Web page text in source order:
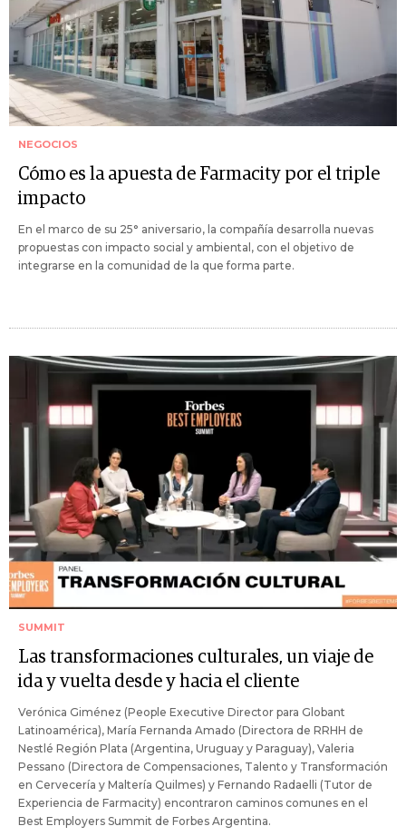
NEGOCIOS
Cómo es la apuesta de Farmacity por el triple
impacto
En el marco de su 25° aniversario, la compañía desarrolla nuevas
propuestas con impacto social y ambiental, con el objetivo de
integrarse en la comunidad de la que forma parte.
SUMMIT
Las transformaciones culturales, un viaje de
ida y vuelta desde y hacia el cliente
Verónica Giménez (People Executive Director para Globant
Latinoamérica), María Fernanda Amado (Directora de RRHH de
Nestlé Región Plata (Argentina, Uruguay y Paraguay), Valeria
Pessano (Directora de Compensaciones, Talento y Transformación
en Cervecería y Maltería Quilmes) y Fernando Radaelli (Tutor de
Experiencia de Farmacity) encontraron caminos comunes en el
Best Employers Summit de Forbes Argentina.